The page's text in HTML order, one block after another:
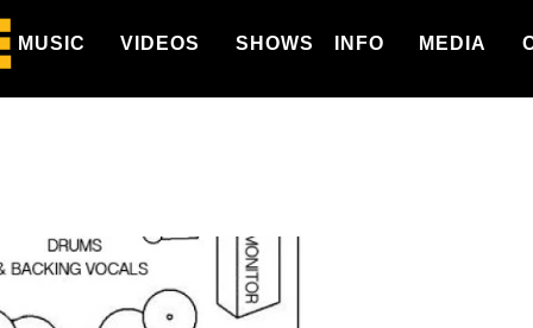
MUSIC VIDEOS SHOWS INFO MEDIA